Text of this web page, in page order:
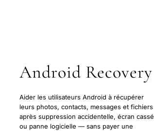
Android Recovery
Aider les utilisateurs Android à récupérer
leurs photos, contacts, messages et fichiers
après suppression accidentelle, écran cassé
ou panne logicielle — sans payer une